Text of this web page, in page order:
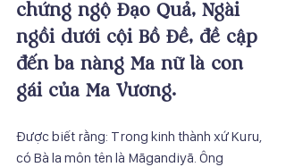
chứng ngộ Đạo Quả, Ngài
ngồi dưới cội Bồ Đề, đề cập
đến ba nàng Ma nữ là con
gái của Ma Vương.
Được biết rằng: Trong kinh thành xứ Kuru,
có Bà la môn tên là Māgandiyā. Ông